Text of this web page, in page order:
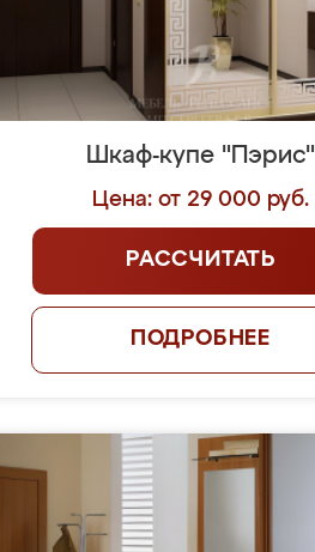
Шкаф-купе "Пэрис"
Цена: от 29 000 руб.
РАССЧИТАТЬ
ПОДРОБНЕЕ